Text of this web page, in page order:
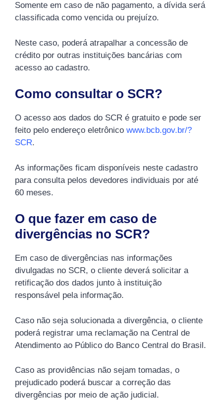
Somente em caso de não pagamento, a dívida será
classificada como vencida ou prejuízo.
Neste caso, poderá atrapalhar a concessão de
crédito por outras instituições bancárias com
acesso ao cadastro.
Como consultar o SCR?
O acesso aos dados do SCR é gratuito e pode ser
feito pelo endereço eletrônico www.bcb.gov.br/?
SCR.
As informações ficam disponíveis neste cadastro
para consulta pelos devedores individuais por até
60 meses.
O que fazer em caso de
divergências no SCR?
Em caso de divergências nas informações
divulgadas no SCR, o cliente deverá solicitar a
retificação dos dados junto à instituição
responsável pela informação.
Caso não seja solucionada a divergência, o cliente
poderá registrar uma reclamação na Central de
Atendimento ao Público do Banco Central do Brasil.
Caso as providências não sejam tomadas, o
prejudicado poderá buscar a correção das
divergências por meio de ação judicial.